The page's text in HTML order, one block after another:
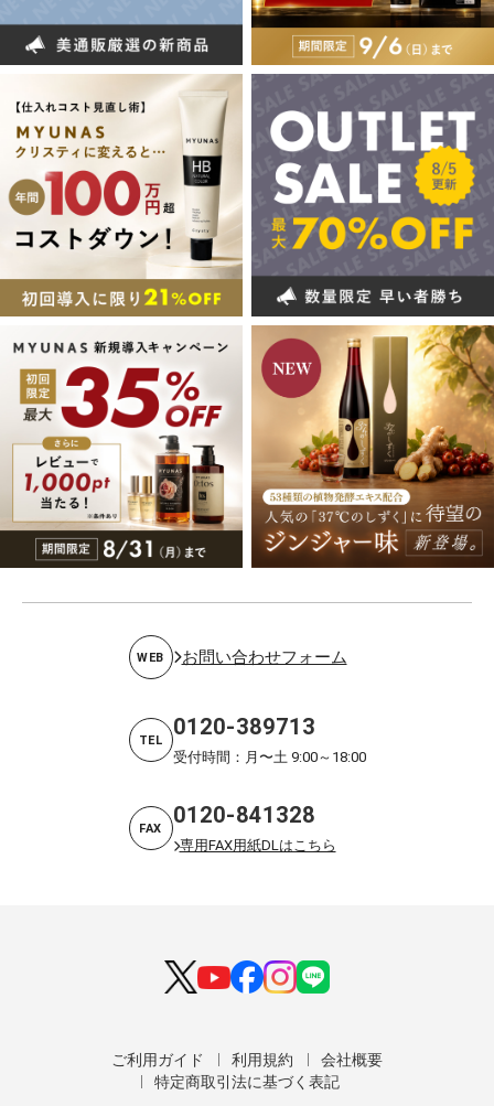
WEB お問い合わせフォーム
TEL 0120-389713
受付時間：月〜土 9:00～18:00
FAX 0120-841328
専用FAX用紙DLはこちら
ご利用ガイド 利用規約
会社概要
特定商取引法に基づく表記